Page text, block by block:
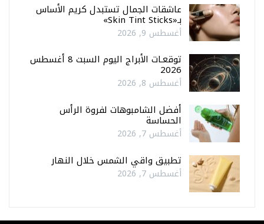
عاشقات الجمال تستبدل كريم الأساس
بـ«Skin Tint Sticks»
أغسطس 9, 2026
توقعـات الأبراج اليوم السبت 8 أغسطس
2026
أغسطس 8, 2026
أفضل الشامبوهات لفروة الرأس
الحساسة
أغسطس 7, 2026
تطبيق واقي الشمس خلال النهار
أغسطس 7, 2026